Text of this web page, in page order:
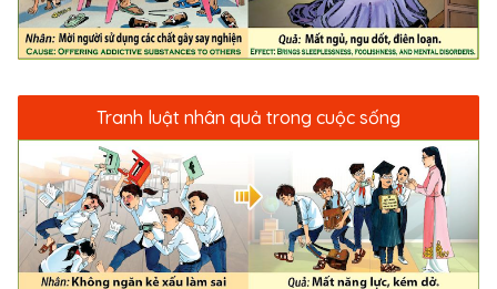
Tranh luật nhân quả trong cuộc sống